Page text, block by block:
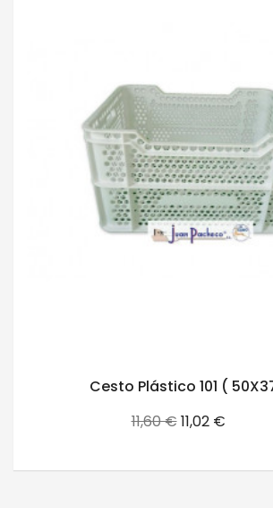
Cesto Plástico 101 (
Precio
11,60 €Precio
11,02 €